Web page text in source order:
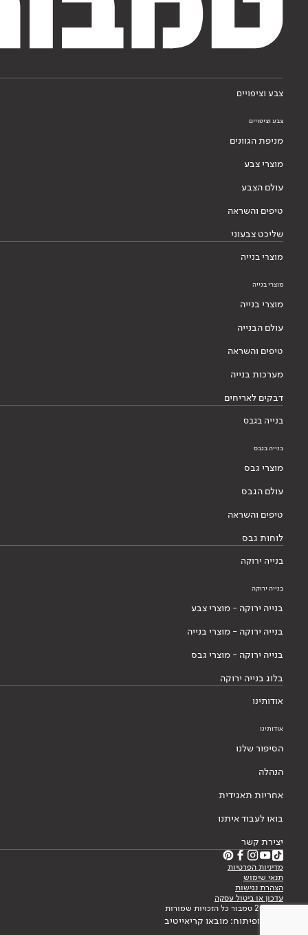
צבע וציפויים
צבע וציפויים
מניפת הגוונים
מוצרי צבע
עולם הצבע
טיפים והשראה
שליכט צבעוני
מוצרי בנייה
מוצרי בנייה
מוצרי בנייה
עולם הבנייה
טיפים והשראה
מערכות בנייה
דבקים לאריחים
בנייה בגבס
בנייה בגבס
מוצרי גבס
עולם הגבס
טיפים והשראה
לוחות גבס
בנייה ירוקה
בנייה ירוקה
בנייה ירוקה - מוצרי צבע
בנייה ירוקה - מוצרי בנייה
בנייה ירוקה - מוצרי גבס
בלוג בנייה ירוקה
אודותינו
אודותינו
הסיפור שלנו
הנהלה
אחריות תאגידית
בואו לעבוד איתנו
יצירת קשר
מדיניות הפרטיות
תנאי שימוש
הצהרת נגישות
עדכון או ביטול עסקה
© 2026 טמבור כל הזכויות שמורות
עיצוב ופיתוח: מובאו קריאייטיב